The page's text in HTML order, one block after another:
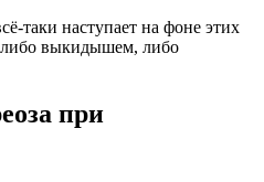
таки наступает на фоне этих
либо выкидышем, либо
при